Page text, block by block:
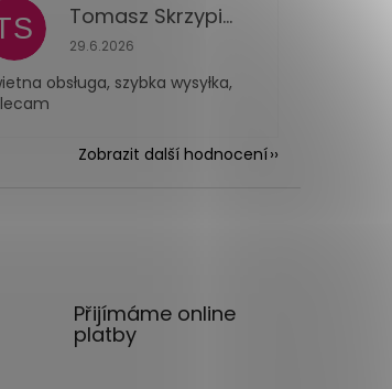
Tomasz Skrzypiec
Hodnocení obchodu je 5 z 5 hvězdiček.
29.6.2026
obsługa, szybka wysyłka,
Zobrazit další hodnocení
Přijímáme online
platby